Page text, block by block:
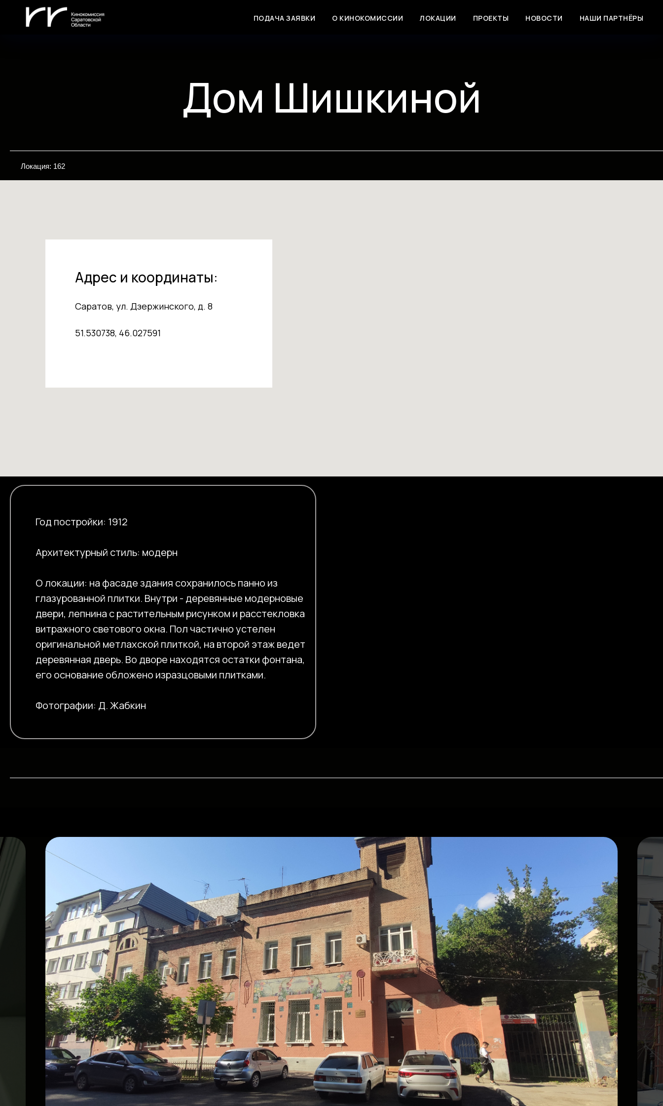
ПОДАЧА ЗАЯВКИ О КИНОКОМИССИИ ЛОКАЦИИ ПРОЕКТЫ НОВОСТИ НАШИ ПАРТНЁРЫ
Дом Шишкиной
Локация: 162
Адрес и координаты:
Саратов, ул. Дзержинского, д. 8
51.530738, 46.027591
Год постройки: 1912
Архитектурный стиль: модерн
О локации: на фасаде здания сохранилось панно из
глазурованной плитки. Внутри - деревянные модерновые
двери, лепнина с растительным рисунком и расстекловка
витражного светового окна. Пол частично устелен
оригинальной метлахской плиткой, на второй этаж ведет
деревянная дверь. Во дворе находятся остатки фонтана,
его основание обложено изразцовыми плитками.
Фотографии: Д. Жабкин